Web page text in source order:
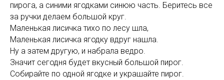
пирога, а синими ягодками синюю часть. Беритесь все
за ручки делаем большой круг.
Маленькая лисичка тихо по лесу шла,
Маленькая лисичка ягодку вдруг нашла.
Ну а затем другую, и набрала ведро.
Значит сегодня будет вкусный большой пирог.
Собирайте по одной ягодке и украшайте пирог.